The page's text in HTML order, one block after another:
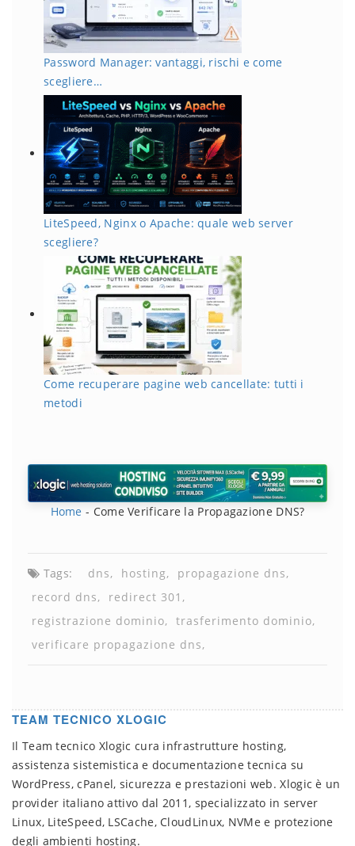
Password Manager: vantaggi, rischi e come
scegliere…
LiteSpeed, Nginx o Apache: quale web server
scegliere?
Come recuperare pagine web cancellate: tutti i
metodi
Home - Come Verificare la Propagazione DNS?
Tags: dns hosting
propagazione dns
record dns
redirect 301
registrazione dominio
trasferimento dominio
verificare propagazione dns
TEAM TECNICO XLOGIC
Il Team tecnico Xlogic cura infrastrutture hosting,
assistenza sistemistica e documentazione tecnica su
WordPress, cPanel, sicurezza e prestazioni web. Xlogic è un
provider italiano attivo dal 2011, specializzato in server
Linux, LiteSpeed, LSCache, CloudLinux, NVMe e protezione
degli ambienti hosting.